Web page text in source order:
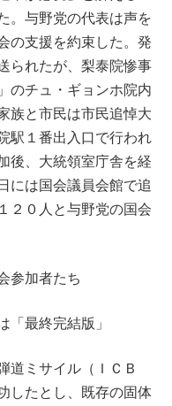
。与野党の代表は声を
の支援を約束した。発
られたが、梨泰院惨事
のチュ・ギョンホ院内
族と市民は市民追悼大
駅１番出入口で行われ
後、大統領室庁舎を経
には国会議員会館で追
２０人と与野党の国会
参加者たち
「最終完結版」
道ミサイル（ＩＣＢ
したとし、既存の固体